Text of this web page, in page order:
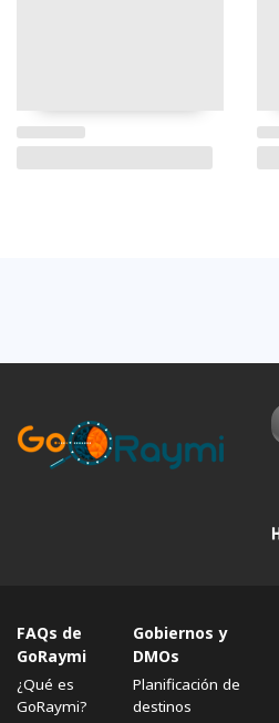
FAQs de
GoRaymi
¿Qué es
GoRaymi?
Gobiernos y
DMOs
Planificación de
destinos